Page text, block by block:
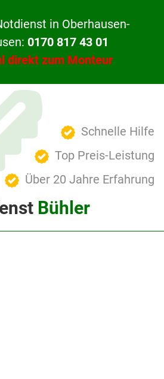
in Oberhausen-
0170 817 43 01
direkt zum Monteur
Schnelle Hilfe
Top Preis-Leistung
Über 20 Jahre Erfahrung
Bühler